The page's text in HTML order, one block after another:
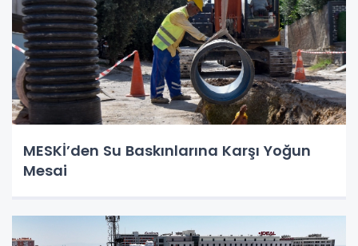
MESKİ’den Su Baskınlarına Karşı Yoğun
Mesai